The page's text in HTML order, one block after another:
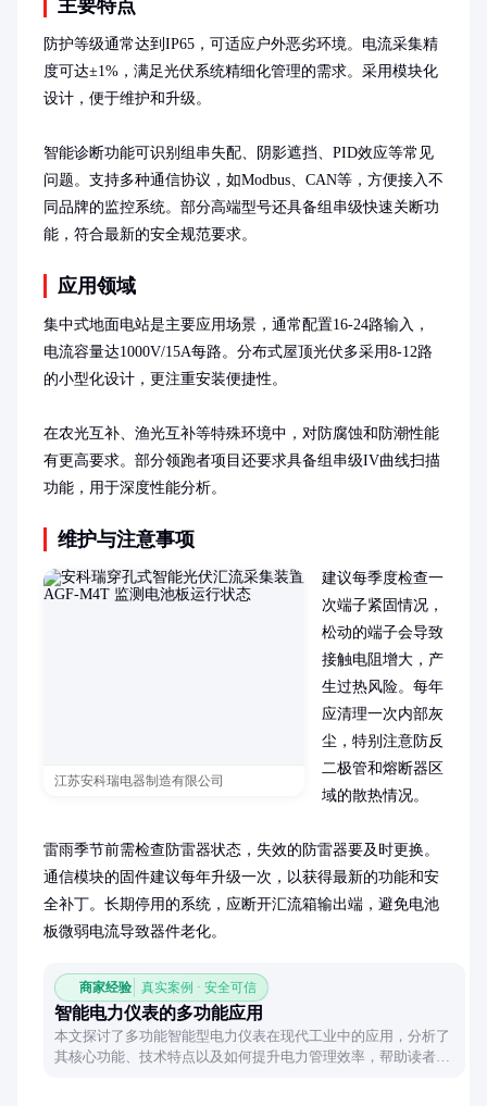
主要特点
防护等级通常达到IP65，可适应户外恶劣环境。电流采集精
度可达±1%，满足光伏系统精细化管理的需求。采用模块化
设计，便于维护和升级。
智能诊断功能可识别组串失配、阴影遮挡、PID效应等常见
问题。支持多种通信协议，如Modbus、CAN等，方便接入不
同品牌的监控系统。部分高端型号还具备组串级快速关断功
能，符合最新的安全规范要求。
应用领域
集中式地面电站是主要应用场景，通常配置16-24路输入，
电流容量达1000V/15A每路。分布式屋顶光伏多采用8-12路
的小型化设计，更注重安装便捷性。
在农光互补、渔光互补等特殊环境中，对防腐蚀和防潮性能
有更高要求。部分领跑者项目还要求具备组串级IV曲线扫描
功能，用于深度性能分析。
维护与注意事项
江苏安科瑞电器制造有限公司
建议每季度检查一
次端子紧固情况，
松动的端子会导致
接触电阻增大，产
生过热风险。每年
应清理一次内部灰
尘，特别注意防反
二极管和熔断器区
域的散热情况。
雷雨季节前需检查防雷器状态，失效的防雷器要及时更换。
通信模块的固件建议每年升级一次，以获得最新的功能和安
全补丁。长期停用的系统，应断开汇流箱输出端，避免电池
板微弱电流导致器件老化。
商家经验 真实案例 · 安全可信
智能电力仪表的多功能应用
本文探讨了多功能智能型电力仪表在现代工业中的应用，分析了
其核心功能、技术特点以及如何提升电力管理效率，帮助读者全